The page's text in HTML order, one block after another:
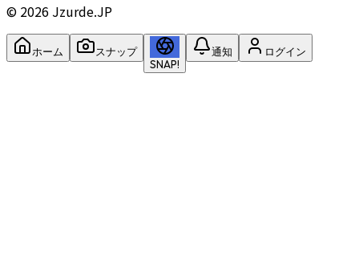
© 2026 Jzurde.JP
ホーム スナップ
SNAP!
通知 ログイン